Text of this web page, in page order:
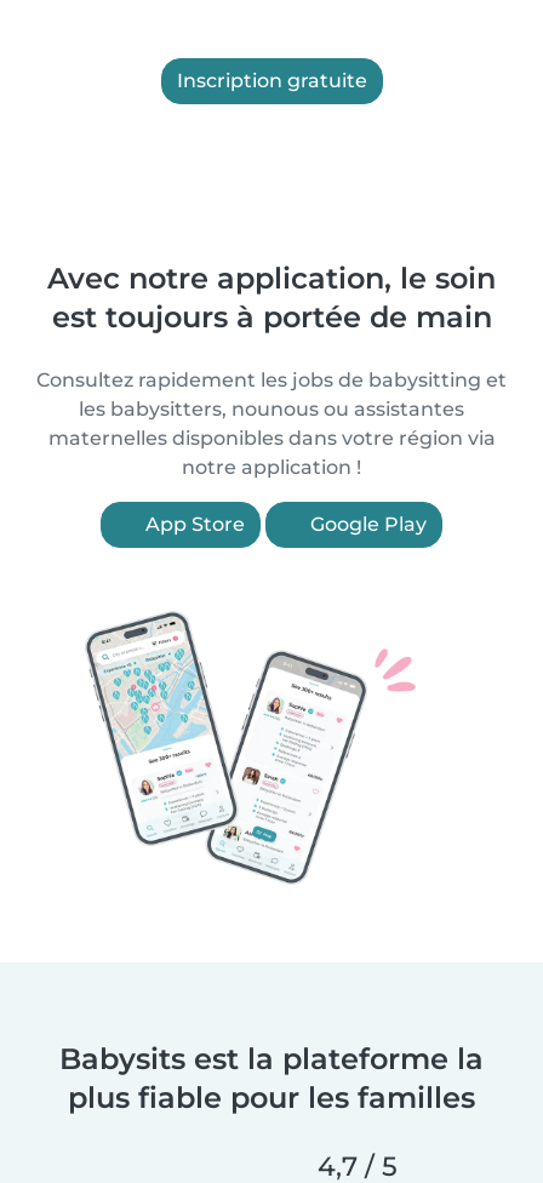
Inscription gratuite
Avec notre application, le soin
est toujours à portée de main
Consultez rapidement les jobs de babysitting et
les babysitters, nounous ou assistantes
maternelles disponibles dans votre région via
notre application !
App Store Google Play
Babysits est la plateforme la
plus fiable pour les familles
4,7 / 5